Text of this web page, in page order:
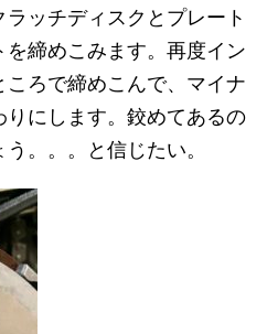
ッチディスクとプレート
締めこみます。再度イン
ろで締めこんで、マイナ
りにします。鉸めてあるの
。。。と信じたい。